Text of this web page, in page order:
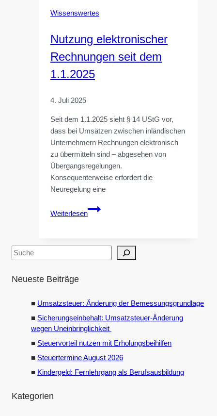
Wissenswertes
Nutzung elektronischer
Rechnungen seit dem
1.1.2025
4. Juli 2025
Seit dem 1.1.2025 sieht § 14 UStG vor,
dass bei Umsätzen zwischen inländischen
Unternehmern Rechnungen elektronisch
zu übermitteln sind – abgesehen von
Übergangsregelungen.
Konsequenterweise erfordert die
Neuregelung eine
Weiterlesen
Nutzung
elektronischer
Suchen
Neueste Beiträge
Umsatzsteuer: Änderung der Bemessungsgrundlage
Sicherungseinbehalt: Umsatzsteuer-Änderung
wegen Uneinbringlichkeit
Steuervorteil nutzen mit Erholungsbeihilfen
Steuertermine August 2026
Kindergeld: Fernlehrgang als Berufsausbildung
Kategorien